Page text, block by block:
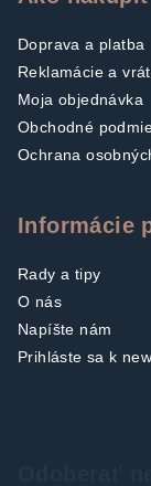
Doprava a platba
Reklamácie a
Moja objednávka
Obchodné
Ochrana
Informácie
Rady a tipy
O nás
Napíšte nám
Prihláste sa k